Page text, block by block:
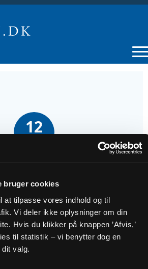
bruger cookies
at tilpasse vores indhold og til
Vi deler ikke oplysninger om din
Hvis du klikker på knappen ’Afvis,’
til statistik – vi benytter dog en
valg.
12